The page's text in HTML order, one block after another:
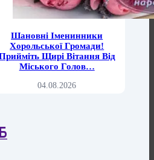
Шановні Іменинники
Хорольської Громади!
Щирі Вітання Від
Міського Голов…
04.08.2026